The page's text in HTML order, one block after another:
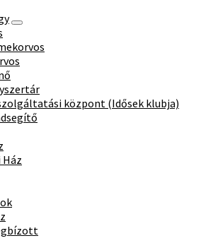
központ (Idősek klubja)
Ház